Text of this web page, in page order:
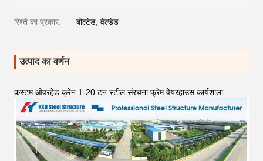
रिश्ते का प्रकार: बोल्टेड, वेल्डेड
उत्पाद का वर्णन
कस्टम ओवरहेड क्रेन 1-20 टन स्टील संरचना फ्रेम वेयरहाउस कार्यशाला